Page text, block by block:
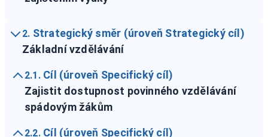
2. Strategický směr (úroveň Strategický cíl)
Základní vzdělávání
2.1. Cíl (úroveň Specifický cíl)
Zajistit dostupnost povinného vzdělávání
spádovým žákům
2.2. Cíl (úroveň Specifický cíl)